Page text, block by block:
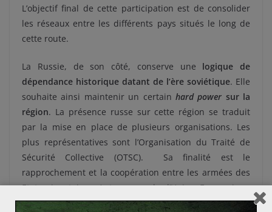
L’objectif final de cette participation est de consolider
les réseaux entre les différents pays situés le long de
cette route.
La Russie, de son côté, conserve une logique de
dépendance historique datant de l’ère soviétique. Elle
souhaite ainsi maintenir un certain hard power sur la
région. La présence russe sur cette région se traduit
par la mise en place de plusieurs organisations. Les
plus représentatives sont l’Organisation du Traité de
Sécurité Collective (OTSC). Sa finalité est le
rapprochement et la coopération entre les armées des
Etats signataires. Autre exemple, l’Union Economique
Eurasiatique (UEE) mise en place en 2015 et, comptant